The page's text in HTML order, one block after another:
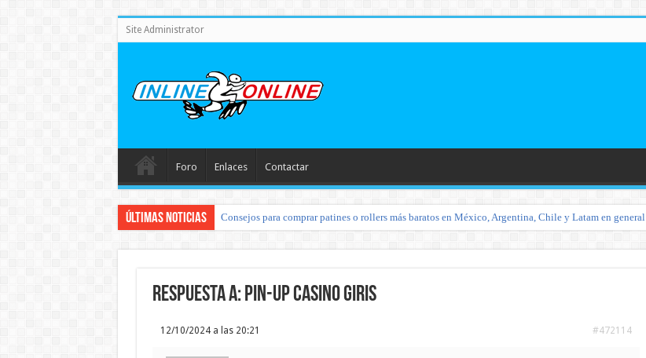
Site Administrator
Foro Enlaces Contactar
Últimas noticias Consejos para comprar patines o rollers más baratos en México, Argentina, Chile y Latam en general
Respuesta a: pin-up casino giris
12/10/2024 a las 20:21 #472114